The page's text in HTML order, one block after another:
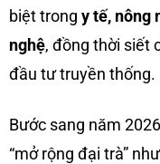
biệt trong y tế, nông
nghệ, đồng thời siết
đầu tư truyền thống.
Bước sang năm
“mở rộng đại trà”